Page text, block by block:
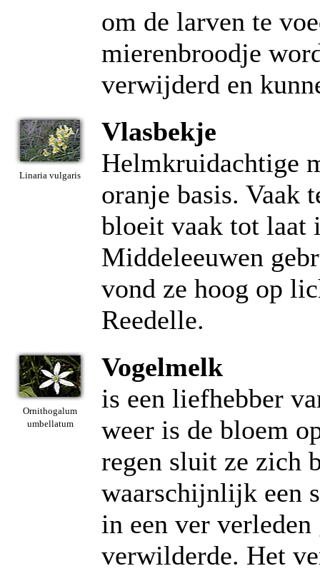
om de larven te
mierenbroodje
verwijderd en
Linaria vulgaris
Vlasbekje
Helmkruidachtige
oranje basis. Vaak
bloeit vaak tot laat
Middeleeuwen
vond ze hoog op
Reedelle.
Ornithogalum
umbellatum
Vogelmelk
is een liefhebber
weer is de bloem
regen sluit ze zich
waarschijnlijk een
in een ver
verwilderde. Het